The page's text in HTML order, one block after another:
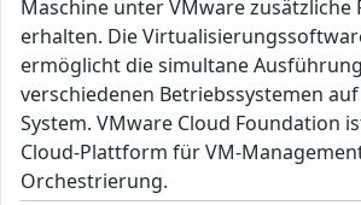
Maschine unter VMware zusätzliche
erhalten. Die
ermöglicht die simultane
verschiedenen Betriebssystemen
System. VMware Cloud Foundation
Cloud-Plattform für VM-
Orchestrierung.